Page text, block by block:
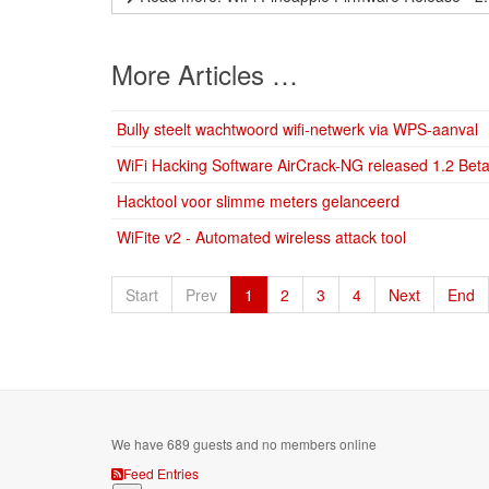
More Articles …
Bully steelt wachtwoord wifi-netwerk via WPS-aanval
WiFi Hacking Software AirCrack-NG released 1.2
Hacktool voor slimme meters gelanceerd
WiFite v2 - Automated wireless attack tool
Start Prev 1 2 3 4 Next End
We have 689 guests and no members online
Feed Entries